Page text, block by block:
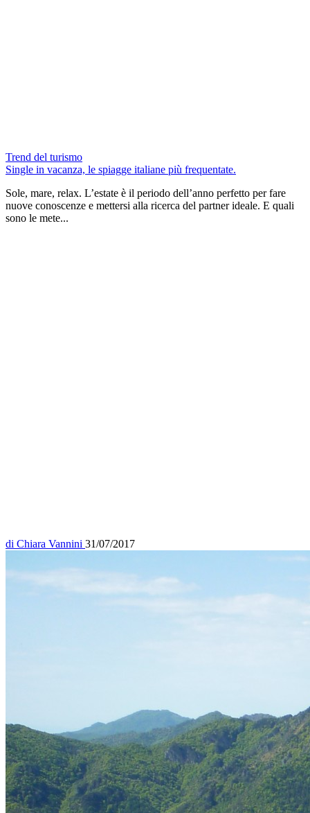
Trend del turismo
Single in vacanza, le spiagge italiane più frequentate.
Sole, mare, relax. L’estate è il periodo dell’anno perfetto per fare
nuove conoscenze e mettersi alla ricerca del partner ideale. E quali
sono le mete...
di Chiara Vannini 31/07/2017